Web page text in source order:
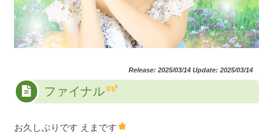
Release: 2025/03/14 Update: 2025/03/14
ファイナル
お久しぶりです えまです︎